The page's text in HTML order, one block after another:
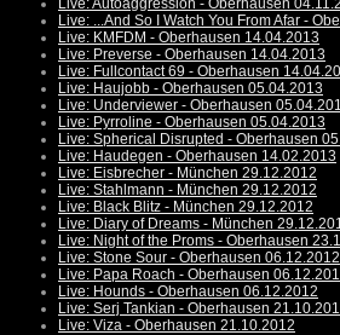
Live: Autoaggression - Oberhausen
Live: ...And So I Watch You From Afar -
Live: KMFDM - Oberhausen 14.04.2013
Live: Preverse - Oberhausen 14.04.2013
Live: Fullcontact 69 - Oberhausen
Live: Haujobb - Oberhausen 05.04.2013
Live: Underviewer - Oberhausen
Live: Pyrroline - Oberhausen 05.04.2013
Live: Spherical Disrupted - Oberhausen
Live: Haudegen - Oberhausen 14.02.2013
Live: Eisbrecher - München 29.12.2012
Live: Stahlmann - München 29.12.2012
Live: Black Blitz - München 29.12.2012
Live: Diary of Dreams - München
Live: Night of the Proms - Oberhausen
Live: Stone Sour - Oberhausen 06.12.2012
Live: Papa Roach - Oberhausen
Live: Hounds - Oberhausen 06.12.2012
Live: Serj Tankian - Oberhausen
Live: Viza - Oberhausen 21.10.2012